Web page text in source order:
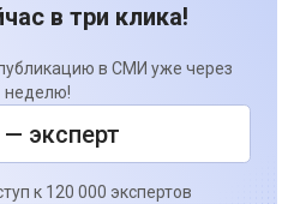
в три клика!
в СМИ уже через
неделю!
эксперт
к 120 000 экспертов